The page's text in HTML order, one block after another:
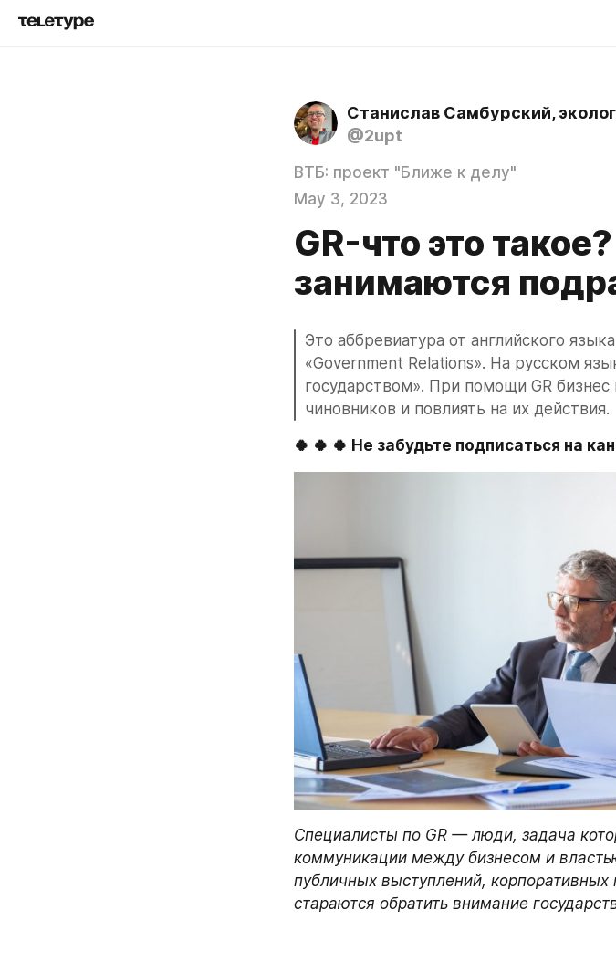
Станислав Самбурский,
@2upt
ВТБ: проект "Ближе к делу"
May 3, 2023
GR-что это
занимаются
Это аббревиатура от английского
«Government Relations». На русском
государством». При помощи GR
чиновников и повлиять на их действия.
🍀 🍀 🍀 Не забудьте подписаться на
Специалисты по GR — люди, задача
коммуникации между бизнесом и
публичных выступлений,
стараются обратить внимание